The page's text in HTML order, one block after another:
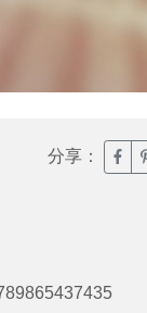
分享： 臉